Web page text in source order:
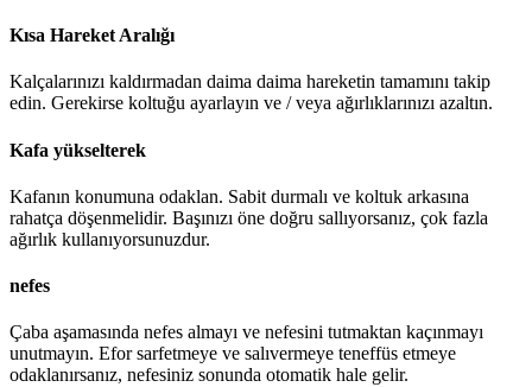
Kısa Hareket Aralığı
Kalçalarınızı kaldırmadan daima daima hareketin tamamını takip
edin. Gerekirse koltuğu ayarlayın ve / veya ağırlıklarınızı azaltın.
Kafa yükselterek
Kafanın konumuna odaklan. Sabit durmalı ve koltuk arkasına
rahatça döşenmelidir. Başınızı öne doğru sallıyorsanız, çok fazla
ağırlık kullanıyorsunuzdur.
nefes
Çaba aşamasında nefes almayı ve nefesini tutmaktan kaçınmayı
unutmayın. Efor sarfetmeye ve salıvermeye teneffüs etmeye
odaklanırsanız, nefesiniz sonunda otomatik hale gelir.